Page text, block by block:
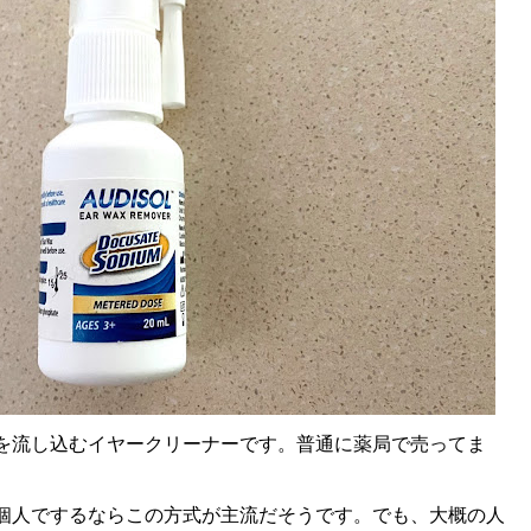
し込むイヤークリーナーです。普通に薬局で売ってま
でするならこの方式が主流だそうです。でも、大概の人